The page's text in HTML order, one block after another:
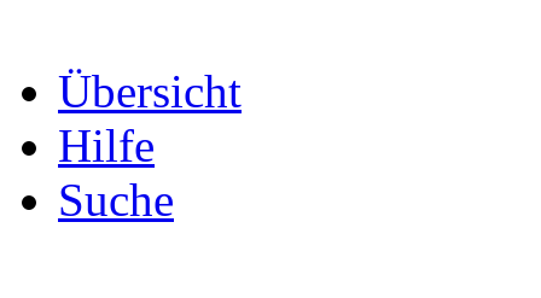
Übersicht
Hilfe
Suche